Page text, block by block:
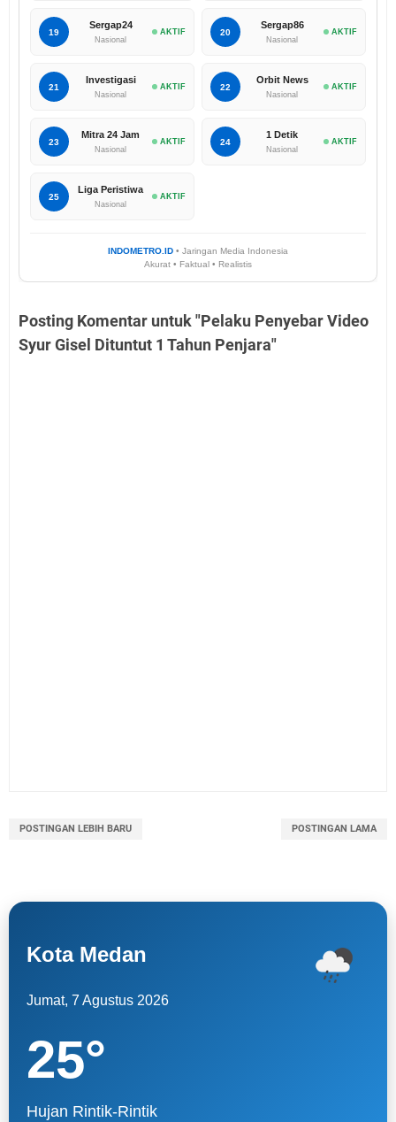
19
Sergap24
Nasional
AKTIF 20
Sergap86
Nasional
AKTIF
21
Investigasi
Nasional
AKTIF 22
Orbit News
Nasional
AKTIF
23
Mitra 24 Jam
Nasional
AKTIF 24
1 Detik
Nasional
AKTIF
25
Liga Peristiwa
Nasional
AKTIF
INDOMETRO.ID • Jaringan Media Indonesia
Akurat • Faktual • Realistis
Posting Komentar untuk "Pelaku Penyebar Video
Syur Gisel Dituntut 1 Tahun Penjara"
POSTINGAN LEBIH BARU POSTINGAN LAMA
Kota Medan
Jumat, 7 Agustus 2026
25°
Hujan Rintik-Rintik